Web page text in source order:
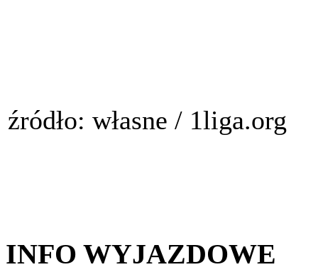
źródło: własne / 1liga.org
INFO WYJAZDOWE